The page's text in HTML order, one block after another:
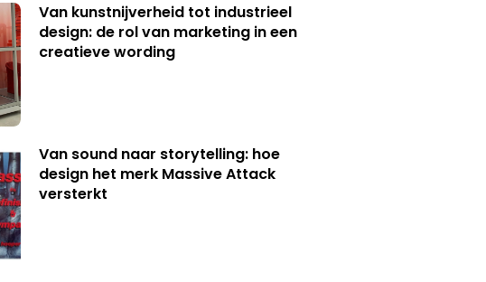
Van kunstnijverheid tot industrieel
design: de rol van marketing in een
creatieve wording
Van sound naar storytelling: hoe
design het merk Massive Attack
versterkt